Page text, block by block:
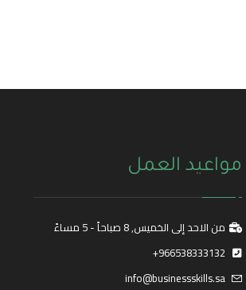
مواعيد العمل
من الاحد إلى الخميس, 8 صباحاً - 5 مساءً
966538333132+
info@businessskills.sa